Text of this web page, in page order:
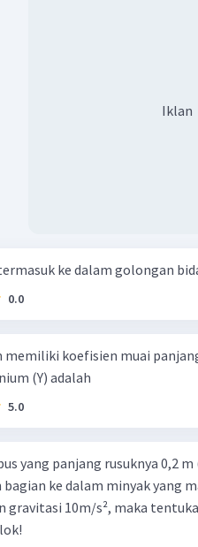
Iklan
ke dalam golongan
0.0
koefisien muai
(Y) adalah
5.0
yang panjang rusuknya 0,2
ke dalam minyak yang
gravitasi 10m/s², maka